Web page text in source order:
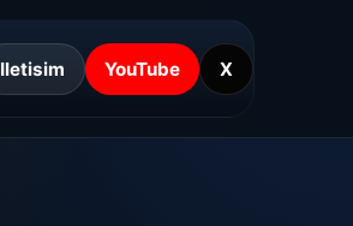
Iletisim YouTube X